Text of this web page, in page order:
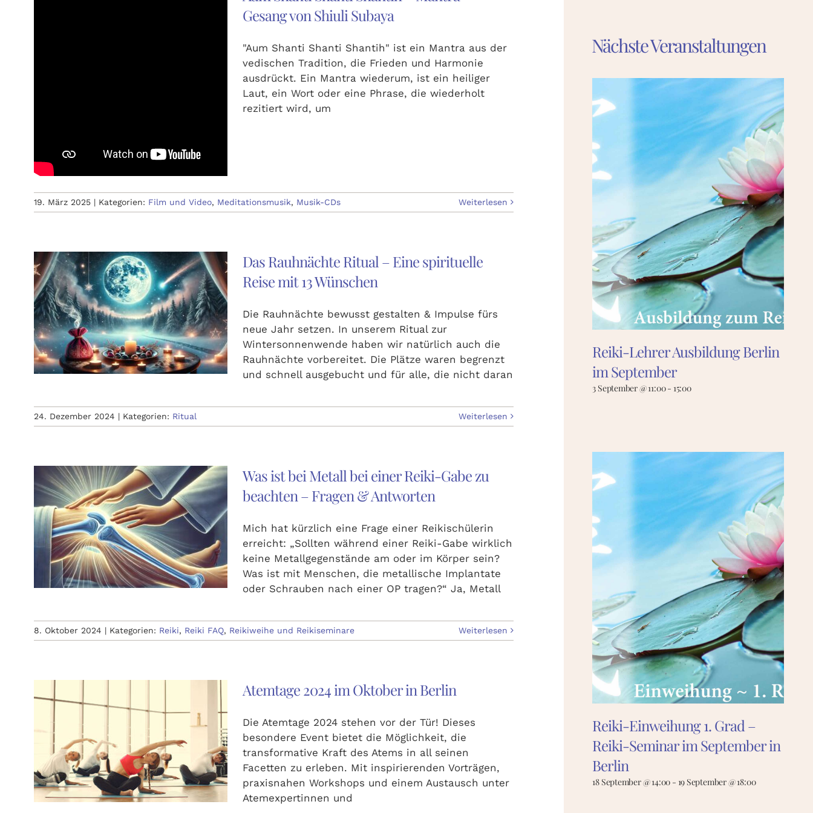
Gesang von Shiuli Subaya
"Aum Shanti Shanti Shantih" ist ein Mantra aus der
vedischen Tradition, die Frieden und Harmonie
ausdrückt. Ein Mantra wiederum, ist ein heiliger
Laut, ein Wort oder eine Phrase, die wiederholt
rezitiert wird, um
19. März 2025 | Kategorien: Film und Video, Meditationsmusik, Musik-CDs Weiterlesen
Das Rauhnächte Ritual – Eine spirituelle
Reise mit 13 Wünschen
Die Rauhnächte bewusst gestalten & Impulse fürs
neue Jahr setzen. In unserem Ritual zur
Wintersonnenwende haben wir natürlich auch die
Rauhnächte vorbereitet. Die Plätze waren begrenzt
und schnell ausgebucht und für alle, die nicht daran
24. Dezember 2024 | Kategorien: Ritual Weiterlesen
Was ist bei Metall bei einer Reiki-Gabe zu
beachten – Fragen & Antworten
Mich hat kürzlich eine Frage einer Reikischülerin
erreicht: „Sollten während einer Reiki-Gabe wirklich
keine Metallgegenstände am oder im Körper sein?
Was ist mit Menschen, die metallische Implantate
oder Schrauben nach einer OP tragen?“ Ja, Metall
8. Oktober 2024 | Kategorien: Reiki, Reiki FAQ, Reikiweihe und Reikiseminare Weiterlesen
Atemtage 2024 im Oktober in Berlin
Die Atemtage 2024 stehen vor der Tür! Dieses
besondere Event bietet die Möglichkeit, die
transformative Kraft des Atems in all seinen
Facetten zu erleben. Mit inspirierenden Vorträgen,
praxisnahen Workshops und einem Austausch unter
Atemexpertinnen und
Nächste Veranstaltungen
Reiki-Lehrer Ausbildung Berlin
im September
3 September @ 11:00- 15:00
Reiki-Einweihung 1. Grad –
Reiki-Seminar im September in
Berlin
18 September @ 14:00 - 19 September @ 18:00